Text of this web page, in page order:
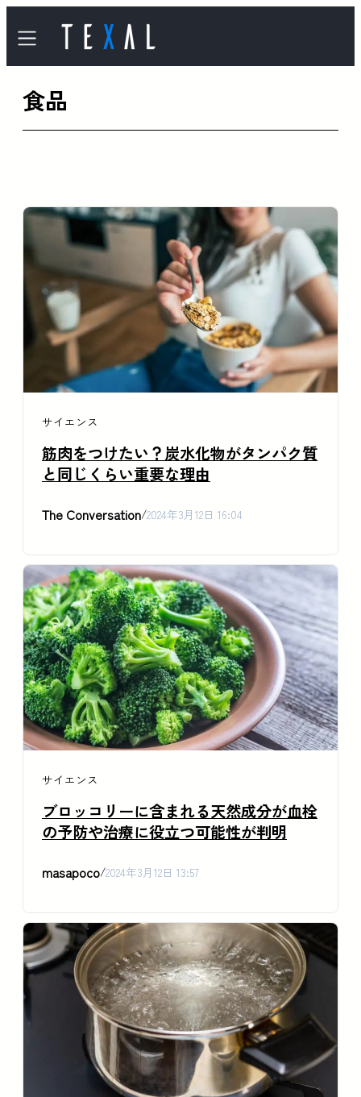
容
を
食品
サイエンス
筋肉をつけたい？炭水化物がタンパク質
と同じくらい重要な理由
The Conversation/2024年3月12日 16:04
サイエンス
ブロッコリーに含まれる天然成分が血栓
の予防や治療に役立つ可能性が判明
masapoco/2024年3月12日 13:57